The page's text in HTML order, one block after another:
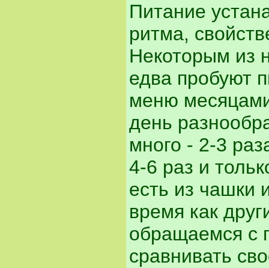
Питание
ритма,
Некоторым из
едва пробуют
меню
день
много - 2-3
4-6 раз и
есть из чашки
время как
обращаемся с
сравнивать